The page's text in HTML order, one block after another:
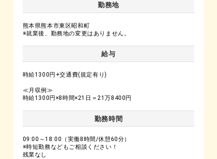
勤務地
熊本県熊本市東区昭和町
※就業後、勤務地の変更はありません。
給与
時給1300円+交通費(規定有り)
≪月収例≫
時給1300円×8時間×21日＝21万8400円
勤務時間
09:00～18:00（実働8時間/休憩60分）
※時短勤務などもご相談ください！
残業なし